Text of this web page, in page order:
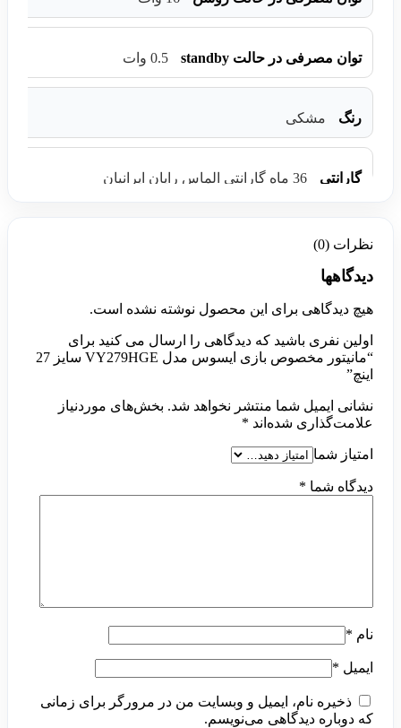
توان مصرفی در حالت standby 0.5 وات
رنگ مشکی
گارانتی 36 ماه گارانتی الماس رایان ایرانیان
نظرات (0)
دیدگاهها
هیچ دیدگاهی برای این محصول نوشته نشده است.
اولین نفری باشید که دیدگاهی را ارسال می کنید برای
“مانیتور مخصوص بازی ایسوس مدل VY279HGE سایز 27
اینچ”
نشانی ایمیل شما منتشر نخواهد شد. بخش‌های موردنیاز
علامت‌گذاری شده‌اند *
امتیاز شما
دیدگاه شما *
نام *
ایمیل *
ذخیره نام، ایمیل و وبسایت من در مرورگر برای زمانی
که دوباره دیدگاهی می‌نویسم.